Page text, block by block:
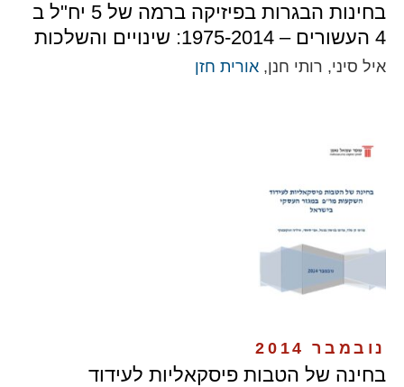
בחינות הבגרות בפיזיקה ברמה של 5 יח"ל ב
4 העשורים – 1975-2014: שינויים והשלכות
איל סיני, רותי חנן, אורית חזן
נובמבר 2014
בחינה של הטבות פיסקאליות לעידוד